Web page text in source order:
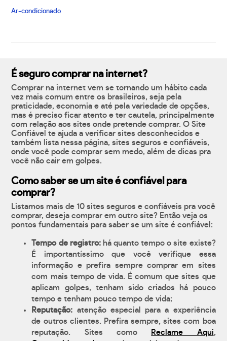
Ar-condicionado
É seguro comprar na internet?
Comprar na internet vem se tornando um hábito cada
vez mais comum entre os brasileiros, seja pela
praticidade, economia e até pela variedade de opções,
mas é preciso ficar atento e ter cautela, principalmente
com relação aos sites onde pretende comprar. O Site
Confiável te ajuda a verificar sites desconhecidos e
também lista nessa página, sites seguros e confiáveis,
onde você pode comprar sem medo, além de dicas pra
você não cair em golpes.
Como saber se um site é confiável para
comprar?
Listamos mais de 10 sites seguros e confiáveis pra você
comprar, deseja comprar em outro site? Então veja os
pontos fundamentais para saber se um site é confiável:
Tempo de registro:há quanto tempo o site existe?
É importantíssimo que você verifique essa
informação e prefira sempre comprar em sites
com mais tempo de vida. É comum que sites que
aplicam golpes, tenham sido criados há pouco
tempo e tenham pouco tempo de vida;
Reputação: atenção especial para a experiência
de outros clientes. Prefira sempre, sites com boa
reputação. Sites como
Reclame Aqui,